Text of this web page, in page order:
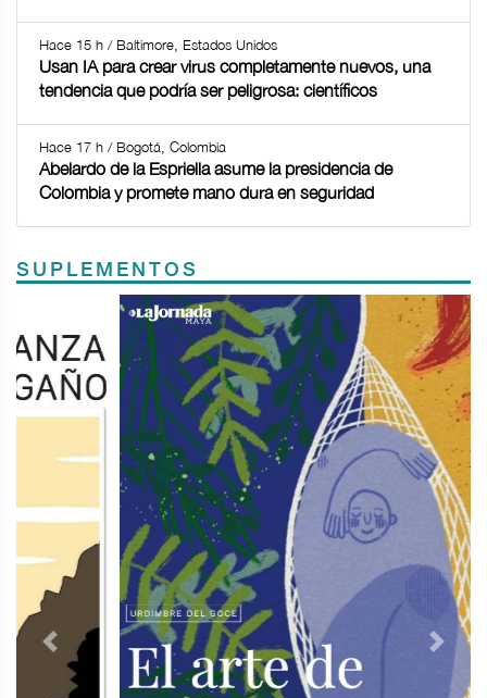
Hace 15 h / Baltimore, Estados Unidos
Usan IA para crear virus completamente nuevos, una
tendencia que podría ser peligrosa: científicos
Hace 17 h / Bogotá, Colombia
Abelardo de la Espriella asume la presidencia de
Colombia y promete mano dura en seguridad
SUPLEMENTOS
Previous Next